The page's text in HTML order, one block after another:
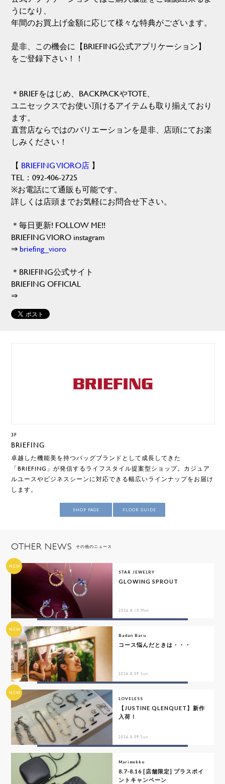
うになり、
年間のお買上げ金額に応じて様々な特典がございます。
是非、この機会に【BRIEFING公式アプリケーション】
をご登録下さい！！
＊BRIEFをはじめ、BACKPACKやTOTE、
ユニセックスでお使い頂けるアイテムも取り揃えており
ます。
直営店ならではのバリエーションを是非、店頭にてお楽
しみください！
【 BRIEFING VIORO店 】
TEL：092-406-2725
※お電話にて通販も可能です。
詳しくは店頭までお気軽にお問合せ下さい。
＊毎日更新! FOLLOW ME!!
BRIEFING VIORO instagram
⇒ briefing_vioro
＊BRIEFING公式サイト
BRIEFING OFFICIAL
⇒
3F
BRIEFING
卓越した機能美を持つバッグブランドとして成長してきた
「BRIEFING」が発信するライフスタイル提案型ショップ。カジュア
ルユースやビジネスシーンに対応できる幅広いラインナップをお届け
します。
SHOP PAGE FLOOR GUIDE
OTHER NEWS その他のニュース
NEW
STAR JEWELRY
GLOWING SPROUT
2026.8.10 Mon
NEW
Badan Baru
コース悩んだときは・・・
2026.8.09 Sun
NEW
LOVELESS
【JUSTINE QLENQUET】新作
入荷！
2026.8.09 Sun
Marimekko
8.7-8.16 [店舗限定] プラスポイ
ントキャンペーン